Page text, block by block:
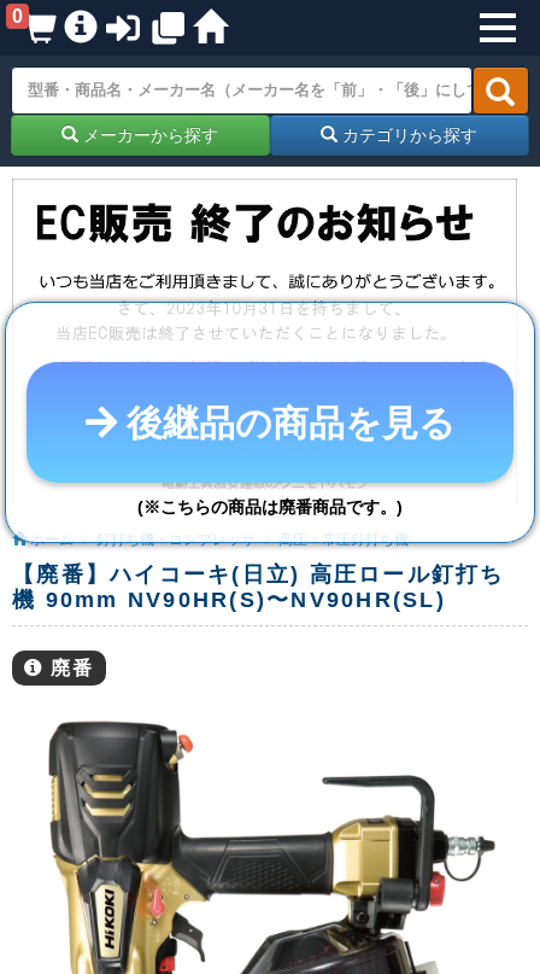
0
メーカーから探す カテゴリから探す
ホーム 釘打ち機・コンプレッサ 高圧・常圧釘打ち機
【廃番】ハイコーキ(日立) 高圧ロール釘打ち
機 90mm NV90HR(S)〜NV90HR(SL)
廃番
後継品の商品を見る
(※こちらの商品は廃番商品です。)